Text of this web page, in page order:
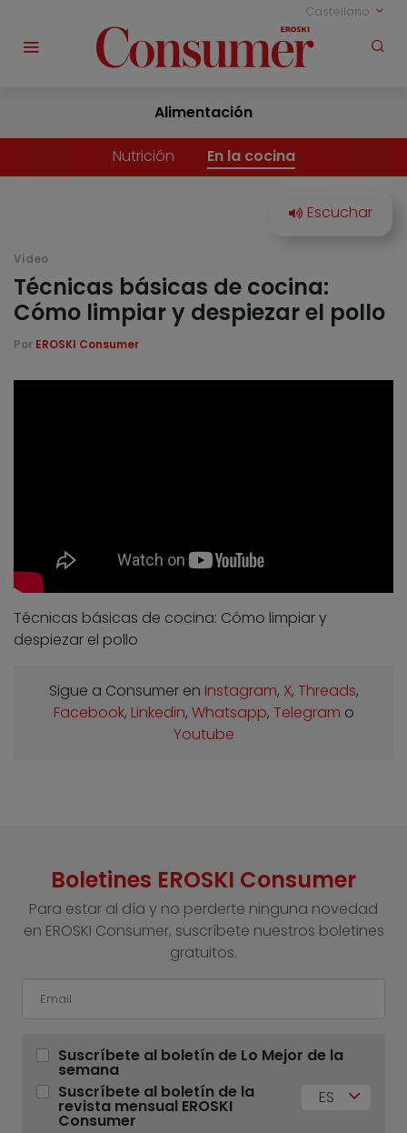
Castellano
Alimentación
Nutrición En la cocina
Vídeo
Técnicas básicas de cocina:
Cómo limpiar y despiezar el pollo
Por EROSKI Consumer
Técnicas básicas de cocina: Cómo limpiar y
despiezar el pollo
Sigue a Consumer en Instagram, X, Threads,
Facebook, Linkedin, Whatsapp, Telegram o
Youtube
Boletines EROSKI Consumer
Para estar al día y no perderte ninguna novedad
en EROSKI Consumer, suscríbete nuestros boletines
gratuitos.
Suscríbete al boletín de Lo Mejor de la
semana
Suscríbete al boletín de la
revista mensual EROSKI
Consumer
ES